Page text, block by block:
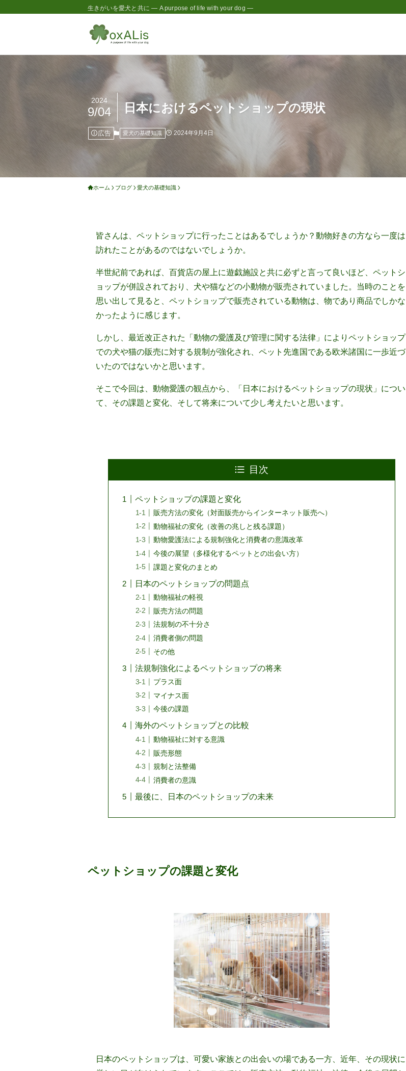
生きがいを愛犬と共に — A purpose of life with your dog —
日本におけるペットショップの現状
2024
9/04
広告 愛犬の基礎知識 2024年9月4日
ホーム ブログ 愛犬の基礎知識
皆さんは、ペットショップに行ったことはあるでしょうか？動物好きの方なら一度は
訪れたことがあるのではないでしょうか。
半世紀前であれば、百貨店の屋上に遊戯施設と共に必ずと言って良いほど、ペットシ
ョップが併設されており、犬や猫などの小動物が販売されていました。当時のことを
思い出して見ると、ペットショップで販売されている動物は、物であり商品でしかな
かったように感じます。
しかし、最近改正された「動物の愛護及び管理に関する法律」によりペットショップ
での犬や猫の販売に対する規制が強化され、ペット先進国である欧米諸国に一歩近づ
いたのではないかと思います。
そこで今回は、動物愛護の観点から、「日本におけるペットショップの現状」につい
て、その課題と変化、そして将来について少し考えたいと思います。
目次
ペットショップの課題と変化
販売方法の変化（対面販売からインターネット販売へ）
動物福祉の変化（改善の兆しと残る課題）
動物愛護法による規制強化と消費者の意識改革
今後の展望（多様化するペットとの出会い方）
課題と変化のまとめ
日本のペットショップの問題点
動物福祉の軽視
販売方法の問題
法規制の不十分さ
消費者側の問題
その他
法規制強化によるペットショップの将来
プラス面
マイナス面
今後の課題
海外のペットショップとの比較
動物福祉に対する意識
販売形態
規制と法整備
消費者の意識
最後に、日本のペットショップの未来
ペットショップの課題と変化
日本のペットショップは、可愛い家族との出会いの場である一方、近年、その現状に